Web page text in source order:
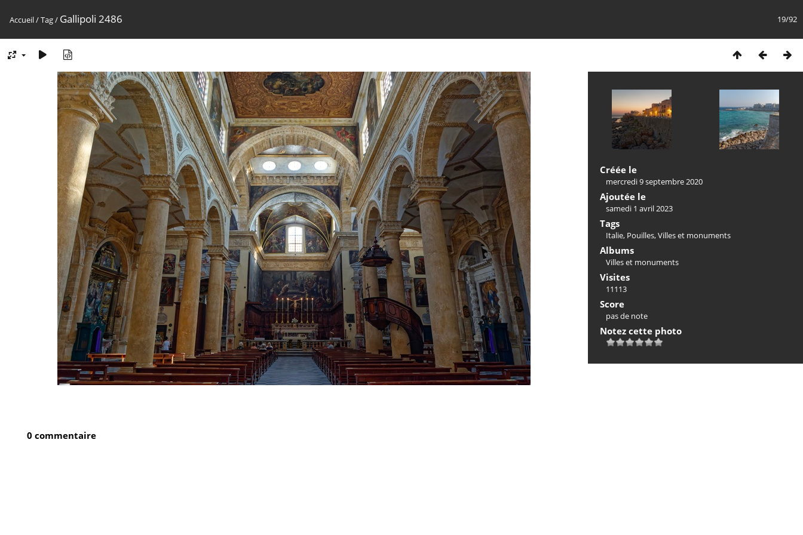
19/92
Accueil/Tag/ Gallipoli 2486
Créée le
mercredi 9 septembre 2020
Ajoutée le
samedi 1 avril 2023
Tags
Italie, Pouilles,Villes et monuments
Albums
Villes et monuments
Visites
11113
Score
pas de note
Notez cette photo
0 commentaire